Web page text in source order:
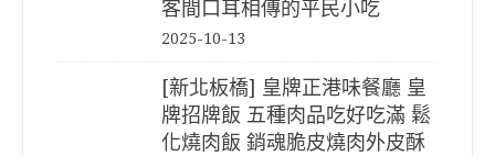
客間口耳相傳的平民小吃
2025-10-13
[新北板橋] 皇牌正港味餐廳 皇
牌招牌飯 五種肉品吃好吃滿 鬆
化燒肉飯 銷魂脆皮燒肉外皮酥